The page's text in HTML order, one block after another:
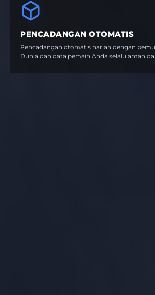
PENCADANGAN OTOMATIS
Pencadangan otomatis harian dengan
Dunia dan data pemain Anda selalu aman